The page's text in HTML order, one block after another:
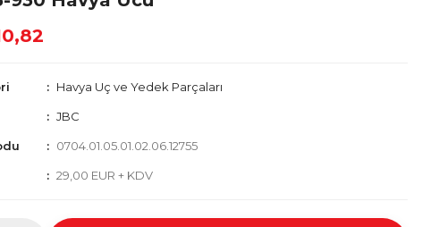
Havya Uç ve Yedek Parçaları
JBC
0704.01.05.01.02.06.12755
29,00 EUR + KDV